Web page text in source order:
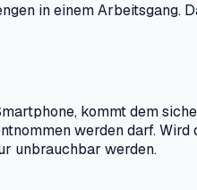
in einem Arbeitsgang.
kommt dem
werden darf.
unbrauchbar werden.